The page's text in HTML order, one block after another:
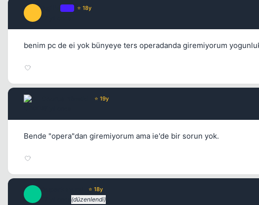
⭐ 18y
benim pc de ei yok bünyeye ters operadanda giremiyorum
⭐ 19y
Bende "opera"dan giremiyorum ama ie'de bir sorun yok.
⭐ 18y
(düzenlendi)